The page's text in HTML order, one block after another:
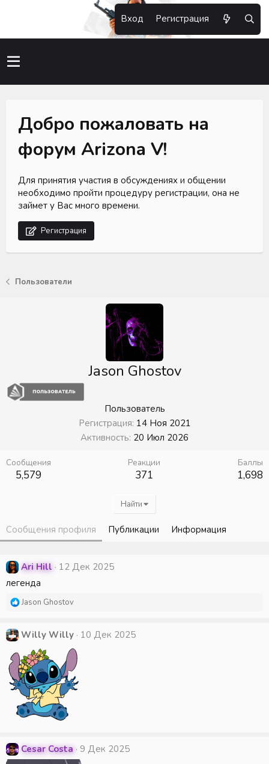
Вход Регистрация
Добро пожаловать на
форум Arizona V!
Для принятия участия в обсуждениях и общении
необходимо пройти процедуру регистрации, она не
займет у Вас много времени.
Регистрация
Пользователи
Jason Ghostov
Пользователь
Регистрация 14 Ноя 2021
Активность 20 Июл 2026
Сообщения
5,579
Реакции
371
Баллы
1,698
Найти
Сообщения профиля Публикации Информация
Ari Hill
12 Дек 2025
легенда
Р
к
и
и
:
Jason Ghostov
Willy Willy 10 Дек 2025
Cesar Costa 9 Дек 2025